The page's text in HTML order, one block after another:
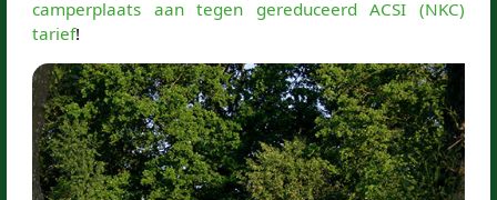
camperplaats aan tegen gereduceerd ACSI (NKC)
tarief!